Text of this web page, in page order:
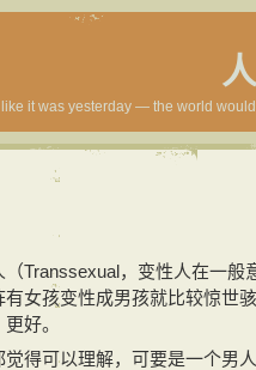
like it was yesterday — the world
Transsexual，变性人在一般
有女孩变性成男孩就比较惊世
好。
得可以理解，可要是一个男